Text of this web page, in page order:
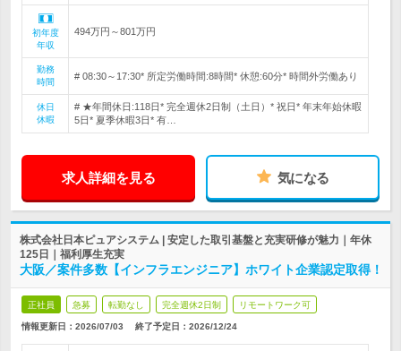
初年度
年収
494万円～801万円
勤務
時間
# 08:30～17:30* 所定労働時間:8時間* 休憩:60分* 時間外労働あり
休日
休暇
# ★年間休日:118日* 完全週休2日制（土日）* 祝日* 年末年始休暇
5日* 夏季休暇3日* 有…
求人詳細を見る 気になる
株式会社日本ピュアシステム | 安定した取引基盤と充実研修が魅力｜年休
125日｜福利厚生充実
大阪／案件多数【インフラエンジニア】ホワイト企業認定取得！
正社員 急募 転勤なし 完全週休2日制 リモートワーク可
情報更新日：2026/07/03 終了予定日： 2026/12/24